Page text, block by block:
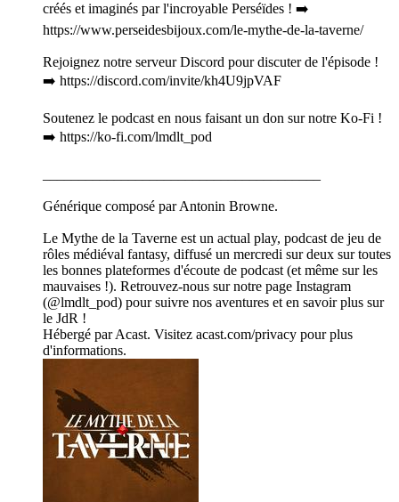
créés et imaginés par l'incroyable Perséïdes ! ➡️
https://www.perseidesbijoux.com/le-mythe-de-la-taverne/
Rejoignez notre serveur Discord pour discuter de l'épisode !
➡️ https://discord.com/invite/kh4U9jpVAF
Soutenez le podcast en nous faisant un don sur notre Ko-Fi !
➡️ https://ko-fi.com/lmdlt_pod
Générique composé par Antonin Browne.
Le Mythe de la Taverne est un actual play, podcast de jeu de
rôles médiéval fantasy, diffusé un mercredi sur deux sur toutes
les bonnes plateformes d'écoute de podcast (et même sur les
mauvaises !). Retrouvez-nous sur notre page Instagram
(@lmdlt_pod) pour suivre nos aventures et en savoir plus sur
le JdR !
Hébergé par Acast. Visitez acast.com/privacy pour plus
d'informations.